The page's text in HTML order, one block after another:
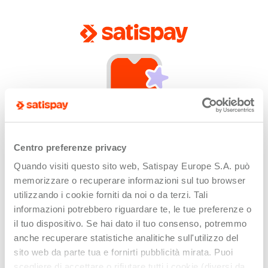
Centro preferenze privacy
Quando visiti questo sito web, Satispay Europe S.A. può
memorizzare o recuperare informazioni sul tuo browser
utilizzando i cookie forniti da noi o da terzi. Tali
informazioni potrebbero riguardare te, le tue preferenze o
il tuo dispositivo. Se hai dato il tuo consenso, potremmo
anche recuperare statistiche analitiche sull'utilizzo del
sito web da parte tua e fornirti pubblicità mirata. Puoi
App not installed
Unfortunately this link can only be opened by
devices with the Satispay app installed or updated.